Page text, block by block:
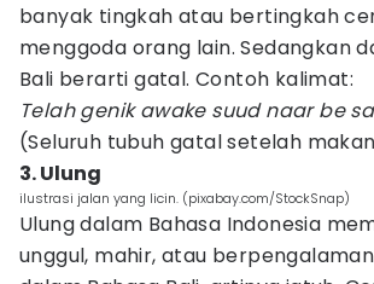
banyak tingkah atau bertingkah
menggoda orang lain. Sedangkan
Bali berarti gatal. Contoh kalimat:
Telah genik awake suud naar be
(Seluruh tubuh gatal setelah
3. Ulung
ilustrasi jalan yang licin. (pixabay.com/StockSnap)
Ulung dalam Bahasa Indonesia
unggul, mahir, atau